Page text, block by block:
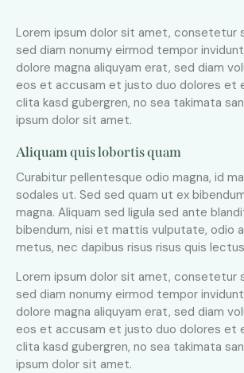
Lorem ipsum dolor sit amet, consetetur
sed diam nonumy eirmod tempor
dolore magna aliquyam erat, sed diam
eos et accusam et justo duo dolores et
clita kasd gubergren, no sea takimata
ipsum dolor sit amet.
Aliquam quis lobortis quam
Curabitur pellentesque odio magna, id
sodales ut. Sed sed quam ut ex
magna. Aliquam sed ligula sed ante
bibendum, nisi et mattis vulputate, odio
metus, nec dapibus risus risus quis
Lorem ipsum dolor sit amet, consetetur
sed diam nonumy eirmod tempor
dolore magna aliquyam erat, sed diam
eos et accusam et justo duo dolores et
clita kasd gubergren, no sea takimata
ipsum dolor sit amet.